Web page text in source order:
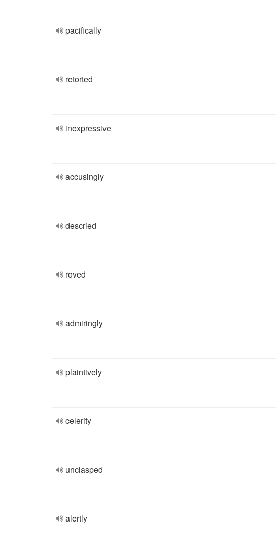
pacifically
retorted
inexpressive
accusingly
descried
roved
admiringly
plaintively
celerity
unclasped
alertly